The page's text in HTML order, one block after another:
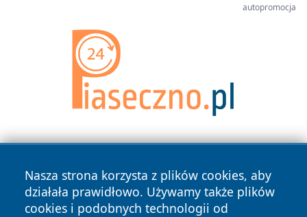
autopromocja
Nasza strona korzysta z plików cookies, aby
działała prawidłowo. Używamy także plików
cookies i podobnych technologii od